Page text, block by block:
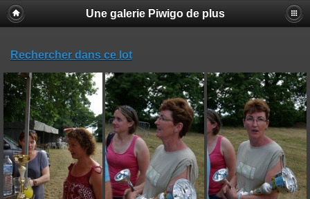
Une galerie Piwigo de plus
Rechercher dans ce lot